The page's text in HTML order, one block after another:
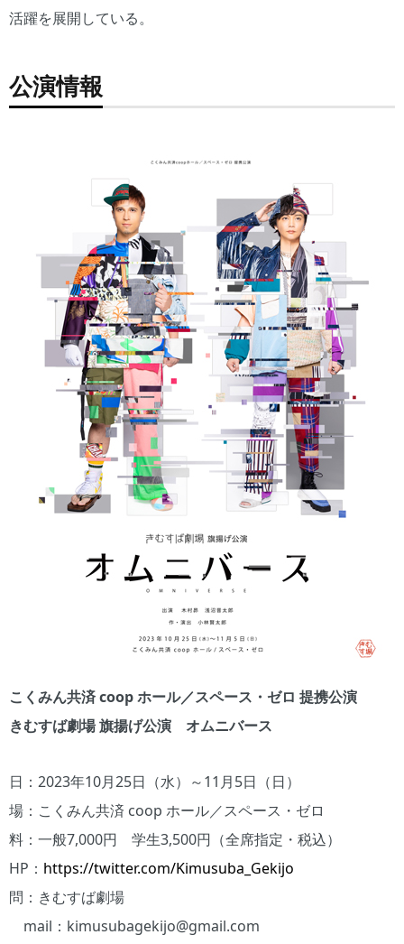
活躍を展開している。
公演情報
こくみん共済 coop ホール／スペース・ゼロ 提携公演
きむすば劇場 旗揚げ公演 オムニバース
日：2023年10月25日（水）～11月5日（日）
場：こくみん共済 coop ホール／スペース・ゼロ
料：一般7,000円 学生3,500円（全席指定・税込）
HP： https://twitter.com/Kimusuba_Gekijo
問：きむすば劇場
mail：kimusubagekijo@gmail.com